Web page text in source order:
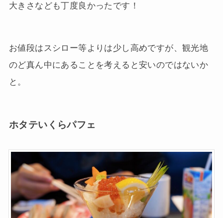
大きさなども丁度良かったです！
お値段はスシロー等よりは少し高めですが、観光地
のど真ん中にあることを考えると安いのではないか
と。
ホタテいくらパフェ